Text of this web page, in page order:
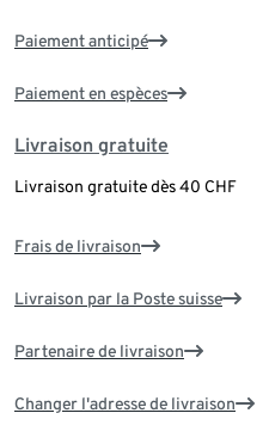
Paiement anticipé
Paiement en espèces
Livraison gratuite
Livraison gratuite dès 40 CHF
Frais de livraison
Livraison par la Poste suisse
Partenaire de livraison
Changer l'adresse de livraison